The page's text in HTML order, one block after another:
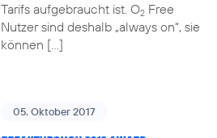
Tarifs aufgebraucht ist. O2Free
Nutzer sind deshalb „always on“, sie
können […]
05. Oktober 2017